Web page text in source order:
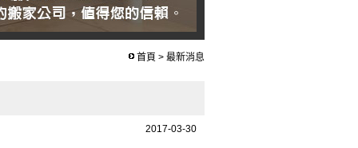
首頁 > 最新消息
2017-03-30